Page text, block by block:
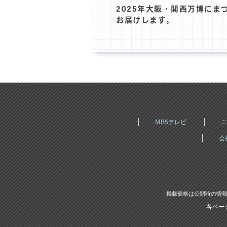
2025年大阪・関西万博にま
お届けします。
MBSテレビ
会
掲載価格は公開時の情
各ペー